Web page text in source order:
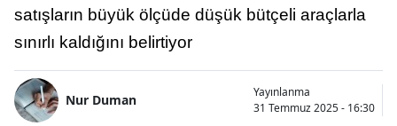
satışların büyük ölçüde düşük bütçeli araçlarla
sınırlı kaldığını belirtiyor
Nur Duman
Yayınlanma
31 Temmuz 2025 - 16:30